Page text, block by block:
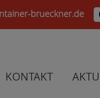
brueckner.de
KONTAKT